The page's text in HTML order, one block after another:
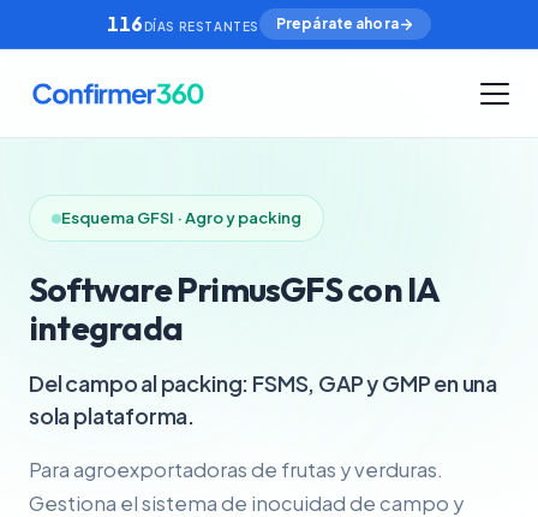
116DÍAS RESTANTES Prepárate ahora
Esquema GFSI · Agro y packing
Software PrimusGFS con IA
integrada
Del campo al packing: FSMS, GAP y GMP en una
sola plataforma.
Para agroexportadoras de frutas y verduras.
Gestiona el sistema de inocuidad de campo y